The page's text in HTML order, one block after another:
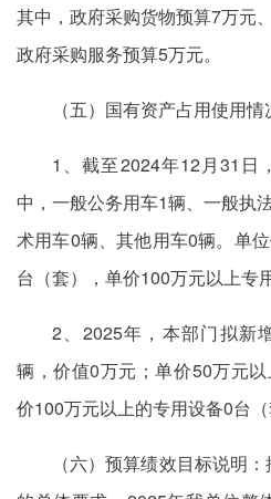
其中，政府采购货物预算7万元
政府采购服务预算5万元。
（五）国有资产占用使用情
1、截至2024年12月31日
中，一般公务用车1辆、一般执
术用车0辆、其他用车0辆。单
台（套），单价100万元以上专
2、2025年，本部门拟新
辆，价值0万元；单价50万元
价100万元以上的专用设备0台（
（六）预算绩效目标说明